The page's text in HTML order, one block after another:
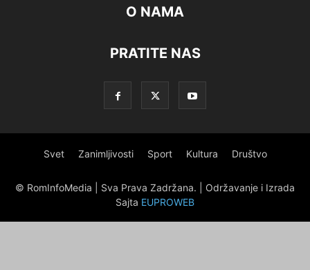
O NAMA
PRATITE NAS
Svet Zanimljivosti Sport Kultura Društvo
© RomInfoMedia | Sva Prava Zadržana. | Održavanje i Izrada
Sajta EUPROWEB